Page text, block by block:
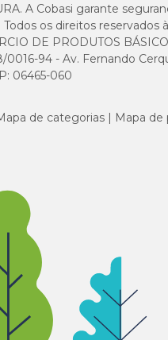
de Cálcio: 2,84mg, Ácido
Iodo: 0,3mg, Selênio: 0,08mg,
A Cobasi garante
os direitos reservados
DE PRODUTOS
0016-94 - Av. Fernando
06465-060
de categorias Mapa de